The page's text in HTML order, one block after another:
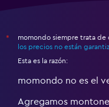
*
momondo siempre trata de
los precios no están
Esta es la razón:
momondo no es el
Agregamos